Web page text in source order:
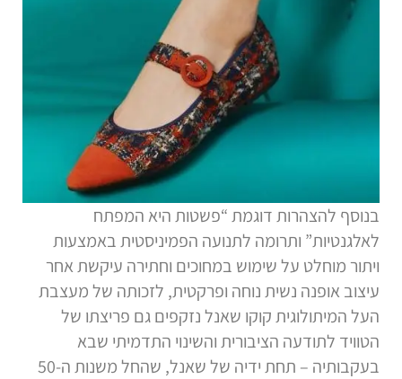
בנוסף להצהרות דוגמת “פשטות היא המפתח
לאלגנטיות” ותרומה לתנועה הפמיניסטית באמצעות
ויתור מוחלט על שימוש במחוכים וחתירה עיקשת אחר
עיצוב אופנה נשית נוחה ופרקטית, לזכותה של מעצבת
העל המיתולוגית קוקו שאנל נזקפים גם פריצתו של
הטוויד לתודעה הציבורית והשינוי התדמיתי שבא
בעקבותיה – תחת ידיה של שאנל, שהחל משנות ה-50